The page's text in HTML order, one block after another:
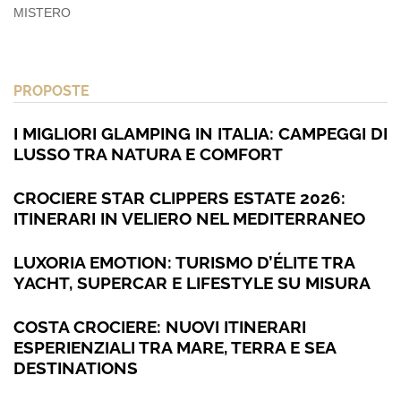
MISTERO
PROPOSTE
I MIGLIORI GLAMPING IN ITALIA: CAMPEGGI DI
LUSSO TRA NATURA E COMFORT
CROCIERE STAR CLIPPERS ESTATE 2026:
ITINERARI IN VELIERO NEL MEDITERRANEO
LUXORIA EMOTION: TURISMO D’ÉLITE TRA
YACHT, SUPERCAR E LIFESTYLE SU MISURA
COSTA CROCIERE: NUOVI ITINERARI
ESPERIENZIALI TRA MARE, TERRA E SEA
DESTINATIONS